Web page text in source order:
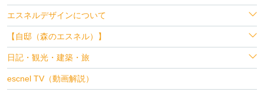
エスネルデザインについて
【自邸（森のエスネル）】
日記・観光・建築・旅
escnel TV（動画解説）